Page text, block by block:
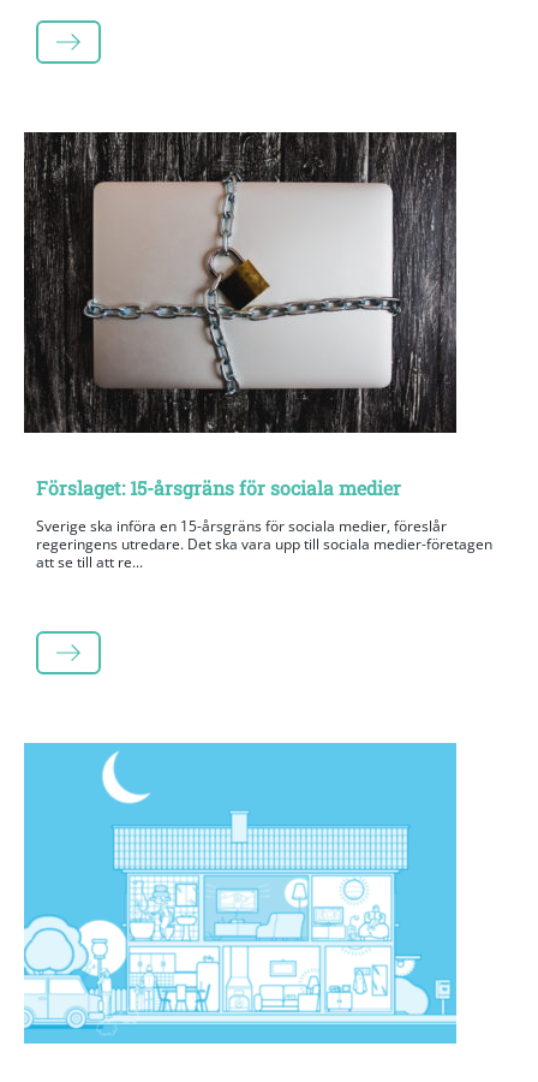
LÄS MER
Förslaget: 15-årsgräns för sociala medier
Sverige ska införa en 15-årsgräns för sociala medier, föreslår
regeringens utredare. Det ska vara upp till sociala medier-företagen
att se till att re...
LÄS MER